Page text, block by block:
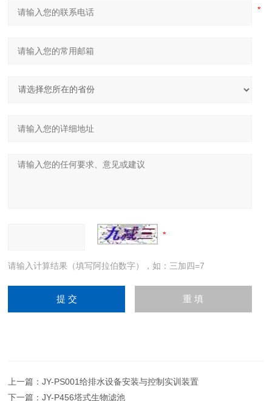
请输入计算结果（填写阿拉伯数字），如：三加四=7
上一篇：JY-PS001给排水设备安装与控制实训装置
下一篇：JY-P456塔式生物滤池